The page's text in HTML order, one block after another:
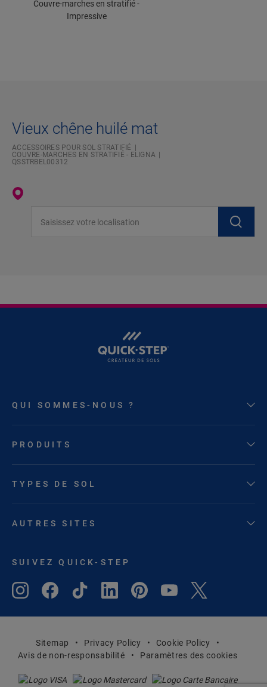
Couvre-marches en stratifié -
Impressive
Vieux chêne huilé mat
ACCESSOIRES POUR SOL STRATIFIÉ
COUVRE-MARCHES EN STRATIFIÉ - ELIGNA
QSSTRBEL00312
QUI SOMMES-NOUS ?
PRODUITS
TYPES DE SOL
AUTRES SITES
SUIVEZ QUICK-STEP
Sitemap Privacy Policy
Cookie Policy
Avis de non-responsabilité
Paramètres des cookies